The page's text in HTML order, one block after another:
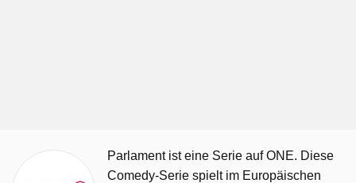
Parlament ist eine Serie auf ONE. Diese
Comedy-Serie spielt im Europäischen